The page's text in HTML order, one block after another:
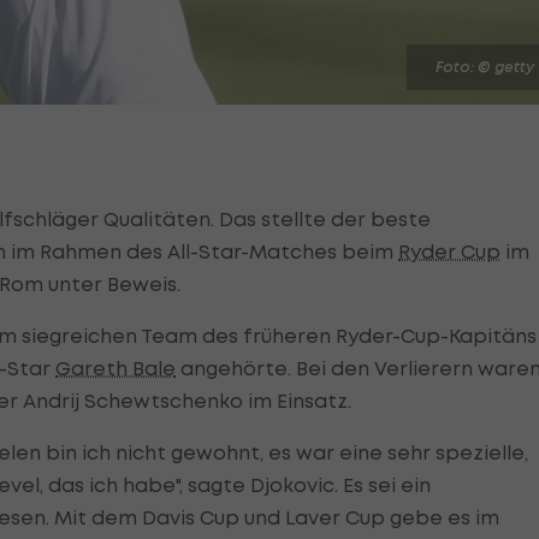
Foto: © getty
Qualitäten. Das stellte der beste
Rahmen des All-Star-Matches beim Ryder Cup im
unter Beweis.
siegreichen Team des früheren Ryder-Cup-Kapitäns
Star Gareth Bale angehörte. Bei den Verlierern
Andrij Schewtschenko im Einsatz.
bin ich nicht gewohnt, es war eine sehr spezielle,
das ich habe", sagte Djokovic. Es sei ein
Mit dem Davis Cup und Laver Cup gebe es im